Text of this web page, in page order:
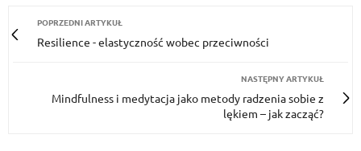
POPRZEDNI ARTYKUŁ
Resilience - elastyczność wobec przeciwności
NASTĘPNY ARTYKUŁ
Mindfulness i medytacja jako metody radzenia sobie z
lękiem – jak zacząć?